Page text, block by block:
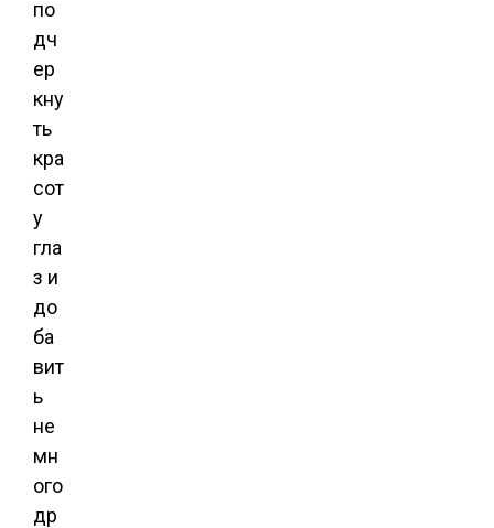
по
дч
ер
кну
ть
кра
сот
у
гла
з и
до
ба
вит
ь
не
мн
ого
др